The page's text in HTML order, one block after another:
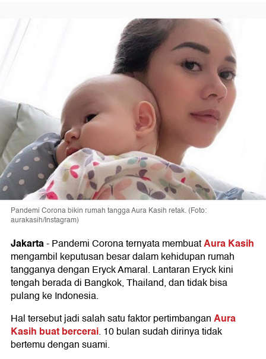
Pandemi Corona bikin rumah tangga Aura Kasih retak. (Foto:
aurakasih/Instagram)
Jakarta-Pandemi Corona ternyata membuatAura Kasih
mengambil keputusan besar dalam kehidupan rumah
tangganya dengan Eryck Amaral. Lantaran Eryck kini
tengah berada di Bangkok, Thailand, dan tidak bisa
pulang ke Indonesia.
Hal tersebut jadi salah satu faktor pertimbanganAura
Kasih buat bercerai. 10 bulan sudah dirinya tidak
bertemu dengan suami.